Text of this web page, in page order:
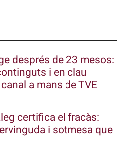
després de 23 mesos:
i en clau
a mans de TVE
certifica el fracàs:
i sotmesa que